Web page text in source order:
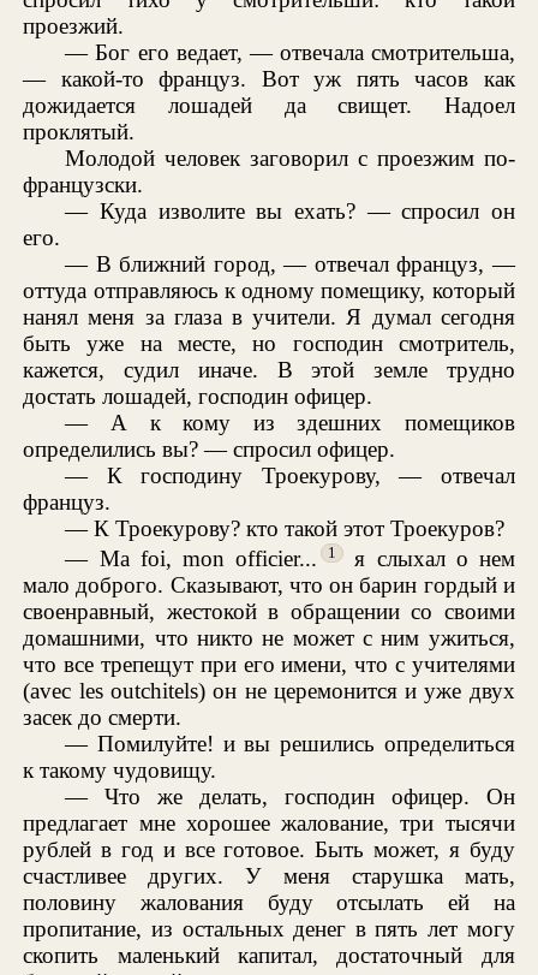
проезжий.
— Бог его ведает, — отвечала смотрительша,
— какой-то француз. Вот уж пять часов как
дожидается лошадей да свищет. Надоел
проклятый.
Молодой человек заговорил с проезжим по-
французски.
— Куда изволите вы ехать? — спросил он
его.
— В ближний город, — отвечал француз, —
оттуда отправляюсь к одному помещику, который
нанял меня за глаза в учители. Я думал сегодня
быть уже на месте, но господин смотритель,
кажется, судил иначе. В этой земле трудно
достать лошадей, господин офицер.
— А к кому из здешних помещиков
определились вы? — спросил офицер.
— К господину Троекурову, — отвечал
француз.
— К Троекурову? кто такой этот Троекуров?
— Ma foi, mon officier...
1
я слыхал о нем
мало доброго. Сказывают, что он барин гордый и
своенравный, жестокой в обращении со своими
домашними, что никто не может с ним ужиться,
что все трепещут при его имени, что с учителями
(avec les outchitels) он не церемонится и уже двух
засек до смерти.
— Помилуйте! и вы решились определиться
к такому чудовищу.
— Что же делать, господин офицер. Он
предлагает мне хорошее жалование, три тысячи
рублей в год и все готовое. Быть может, я буду
счастливее других. У меня старушка мать,
половину жалования буду отсылать ей на
пропитание, из остальных денег в пять лет могу
скопить маленький капитал, достаточный для